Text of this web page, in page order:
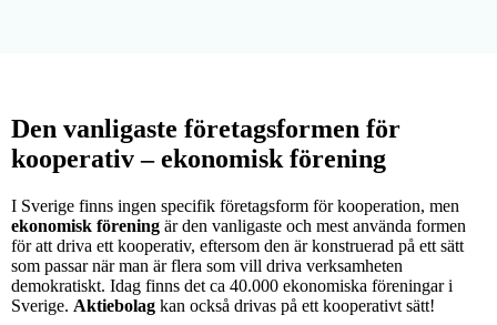
Den vanligaste företagsformen för
kooperativ – ekonomisk förening
I Sverige finns ingen specifik företagsform för kooperation, men
ekonomisk förening är den vanligaste och mest använda formen
för att driva ett kooperativ, eftersom den är konstruerad på ett sätt
som passar när man är flera som vill driva verksamheten
demokratiskt. Idag finns det ca 40.000 ekonomiska föreningar i
Sverige. Aktiebolag kan också drivas på ett kooperativt sätt!